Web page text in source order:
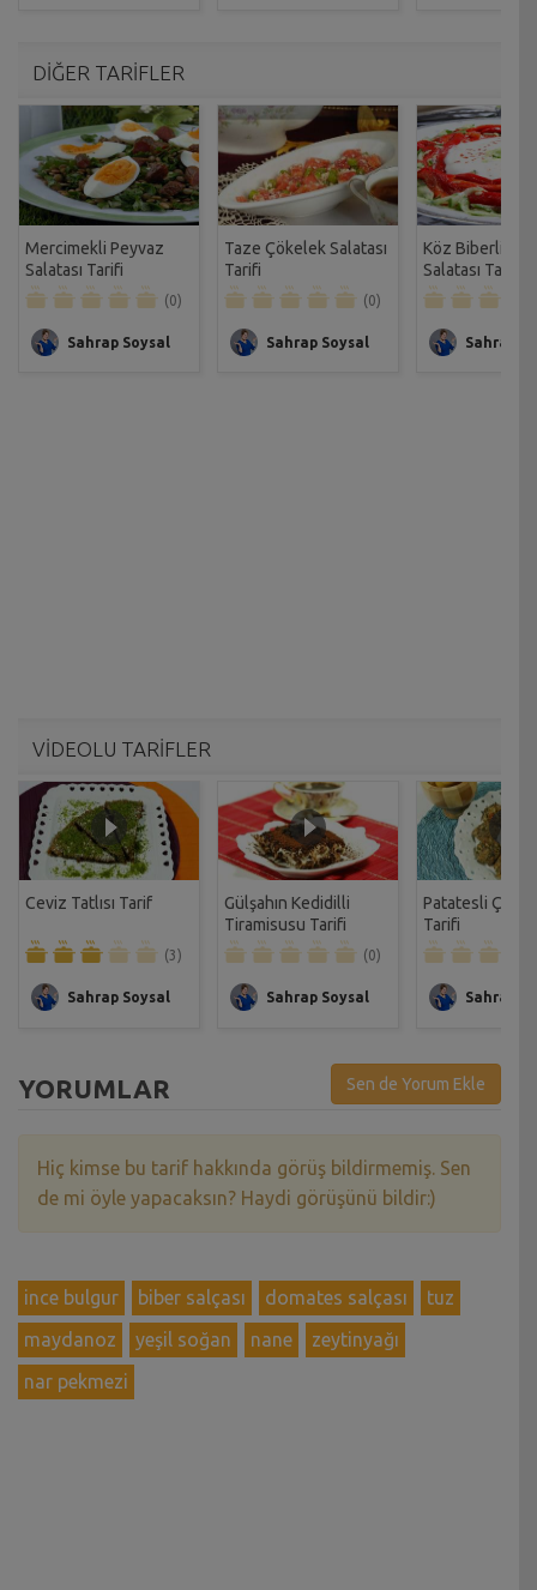
DİĞER TARİFLER
Mercimekli Peyvaz
Salatası Tarifi
(0)
Sahrap Soysal
Taze Çökelek Salatası
Tarifi
(0)
Sahrap Soysal
Köz Biberli
Salatası Tarifi
Sahrap
VİDEOLU TARİFLER
Ceviz Tatlısı Tarif
(3)
Sahrap Soysal
Gülşahın Kedidilli
Tiramisusu Tarifi
(0)
Sahrap Soysal
Patatesli Çıtır
Tarifi
Sahrap
YORUMLAR Sen de Yorum Ekle
Hiç kimse bu tarif hakkında görüş bildirmemiş. Sen
de mi öyle yapacaksın? Haydi görüşünü bildir:)
ince bulgur biber salçası domates salçası
tuz
maydanoz
yeşil soğan nane
zeytinyağı
nar pekmezi